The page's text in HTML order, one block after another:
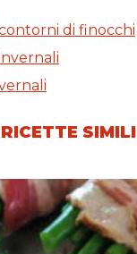
di finocchi
RICETTE SIMILI